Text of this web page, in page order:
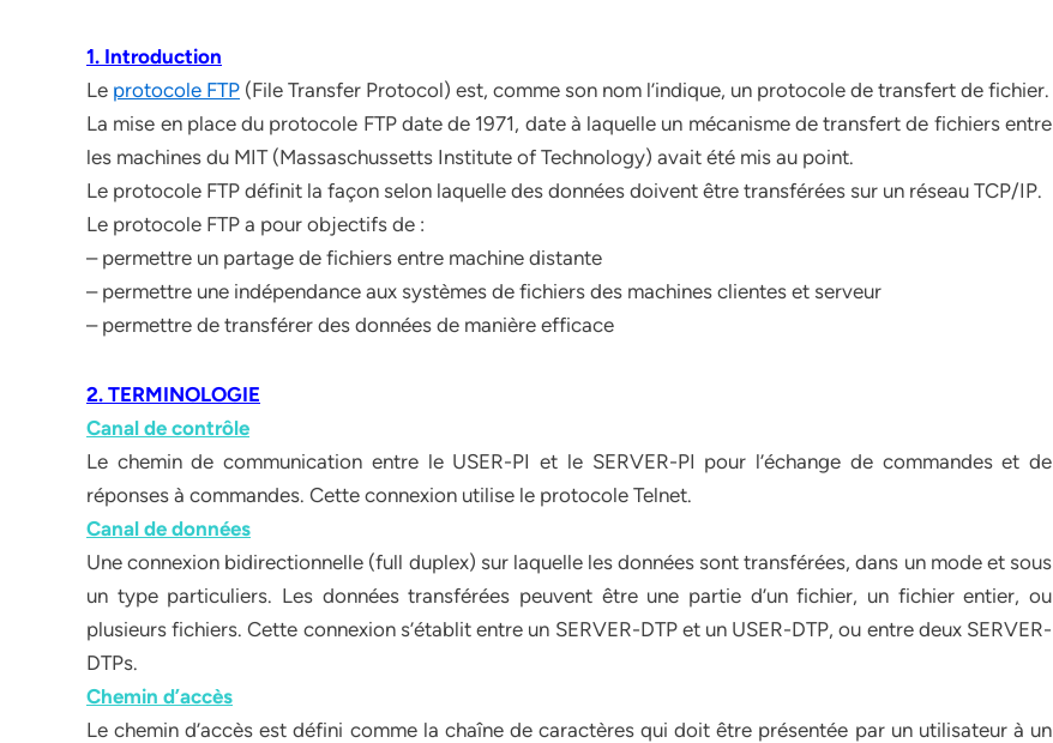
1. Introduction
Le protocole FTP (File Transfer Protocol) est, comme son nom l’indique, un protocole de transfert de fichier.
La mise en place du protocole FTP date de 1971, date à laquelle un mécanisme de transfert de fichiers entre
les machines du MIT (Massaschussetts Institute of Technology) avait été mis au point.
Le protocole FTP définit la façon selon laquelle des données doivent être transférées sur un réseau TCP/IP.
Le protocole FTP a pour objectifs de :
– permettre un partage de fichiers entre machine distante
– permettre une indépendance aux systèmes de fichiers des machines clientes et serveur
– permettre de transférer des données de manière efficace
2. TERMINOLOGIE
Canal de contrôle
Le chemin de communication entre le USER-PI et le SERVER-PI pour l’échange de commandes et de
réponses à commandes. Cette connexion utilise le protocole Telnet.
Canal de données
Une connexion bidirectionnelle (full duplex) sur laquelle les données sont transférées, dans un mode et sous
un type particuliers. Les données transférées peuvent être une partie d’un fichier, un fichier entier, ou
plusieurs fichiers. Cette connexion s’établit entre un SERVER-DTP et un USER-DTP, ou entre deux SERVER-
DTPs.
Chemin d’accès
Le chemin d’accès est défini comme la chaîne de caractères qui doit être présentée par un utilisateur à un